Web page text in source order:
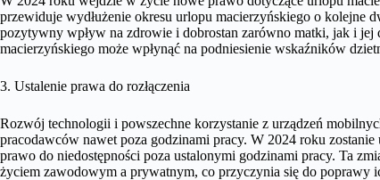
przewiduje wydłużenie okresu urlopu macierzyńskiego o kolejne
pozytywny wpływ na zdrowie i dobrostan zarówno matki, jak i
macierzyńskiego może wpłynąć na podniesienie wskaźników
3. Ustalenie prawa do rozłączenia
Rozwój technologii i powszechne korzystanie z urządzeń
pracodawców nawet poza godzinami pracy. W 2024 roku
prawo do niedostępności poza ustalonymi godzinami pracy. Ta
życiem zawodowym a prywatnym, co przyczynia się do poprawy